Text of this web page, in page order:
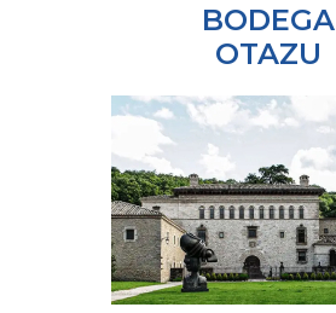
BODEGA
OTAZU